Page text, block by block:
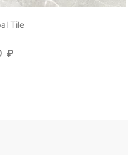
Tile
₽